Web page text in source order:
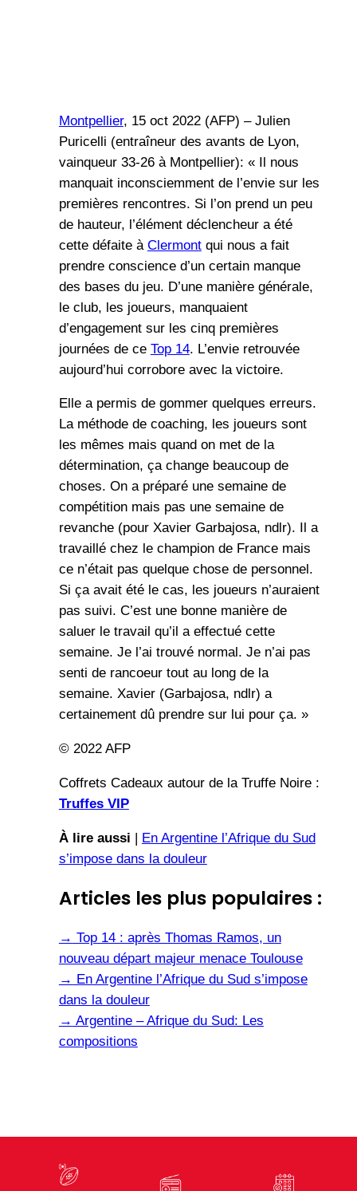
Montpellier, 15 oct 2022 (AFP) – Julien
Puricelli (entraîneur des avants de Lyon,
vainqueur 33-26 à Montpellier): « Il nous
manquait inconsciemment de l’envie sur les
premières rencontres. Si l’on prend un peu
de hauteur, l’élément déclencheur a été
cette défaite à Clermontqui nous a fait
prendre conscience d’un certain manque
des bases du jeu. D’une manière générale,
le club, les joueurs, manquaient
d’engagement sur les cinq premières
journées de ce Top 14. L’envie retrouvée
aujourd’hui corrobore avec la victoire.
Elle a permis de gommer quelques erreurs.
La méthode de coaching, les joueurs sont
les mêmes mais quand on met de la
détermination, ça change beaucoup de
choses. On a préparé une semaine de
compétition mais pas une semaine de
revanche (pour Xavier Garbajosa, ndlr). Il a
travaillé chez le champion de France mais
ce n’était pas quelque chose de personnel.
Si ça avait été le cas, les joueurs n’auraient
pas suivi. C’est une bonne manière de
saluer le travail qu’il a effectué cette
semaine. Je l’ai trouvé normal. Je n’ai pas
senti de rancoeur tout au long de la
semaine. Xavier (Garbajosa, ndlr) a
certainement dû prendre sur lui pour ça. »
© 2022 AFP
Coffrets Cadeaux autour de la Truffe Noire :
Truffes VIP
À lire aussi | En Argentine l’Afrique du Sud
s’impose dans la douleur
Articles les plus populaires :
→ Top 14 : après Thomas Ramos, un
nouveau départ majeur menace Toulouse
→ En Argentine l’Afrique du Sud s’impose
dans la douleur
→ Argentine – Afrique du Sud: Les
compositions